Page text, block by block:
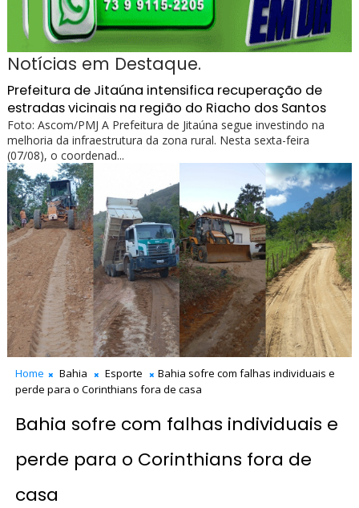
Notícias em Destaque.
Prefeitura de Jitaúna intensifica recuperação de
estradas vicinais na região do Riacho dos Santos
Foto: Ascom/PMJ A Prefeitura de Jitaúna segue investindo na
melhoria da infraestrutura da zona rural. Nesta sexta-feira
(07/08), o coordenad...
Home Bahia Esporte
Bahia sofre com falhas individuais e
perde para o Corinthians fora de casa
Bahia sofre com falhas individuais e
perde para o Corinthians fora de
casa